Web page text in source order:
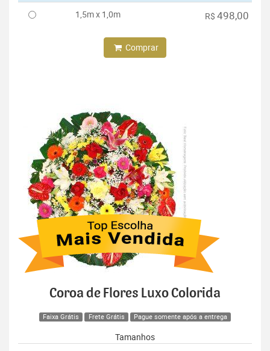
1,5m x 1,0m R$ 498,00
Comprar
Coroa de Flores Luxo Colorida
Faixa Grátis Frete Grátis Pague somente após a entrega
Tamanhos